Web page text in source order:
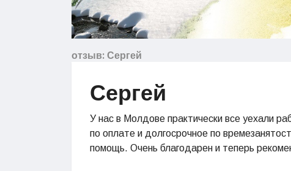
отзыв: Сергей
Сергей
У нас в Молдове практически все уехали
по оплате и долгосрочное по
помощь. Очень благодарен и теперь